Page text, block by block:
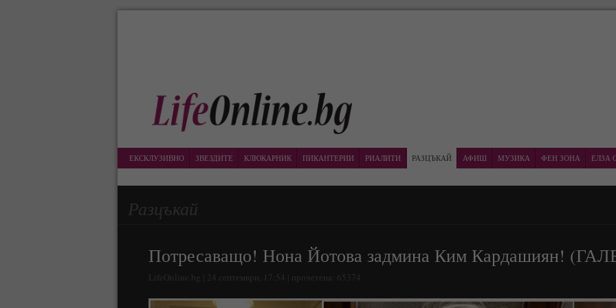
ЕКСКЛУЗИВНО ЗВЕЗДИТЕ КЛЮКАРНИК ПИКАНТЕРИИ РИАЛИТИ РАЗЦЪКАЙ АФИШ МУЗИКА ФЕН ЗОНА ЕЛЗА
Разцъкай
Потресаващо! Нона Йотова задмина Ким Кардашиян!
LifeOnline.bg | 24 септември, 17:54 | прочетена: 65374